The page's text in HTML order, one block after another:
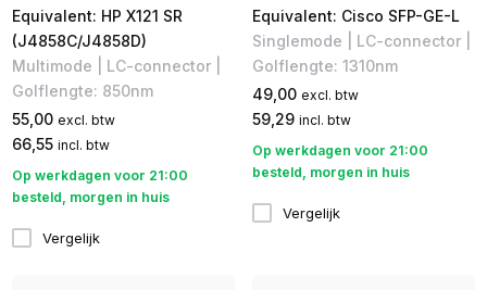
Equivalent: HP X121 SR
(J4858C/J4858D)
Multimode | LC-connector |
Golflengte: 850nm
55,00 excl. btw
66,55 incl. btw
Op werkdagen voor 21:00
besteld, morgen in huis
Vergelijk
Equivalent: Cisco SFP-GE-L
Singlemode | LC-connector |
Golflengte: 1310nm
49,00 excl. btw
59,29 incl. btw
Op werkdagen voor 21:00
besteld, morgen in huis
Vergelijk